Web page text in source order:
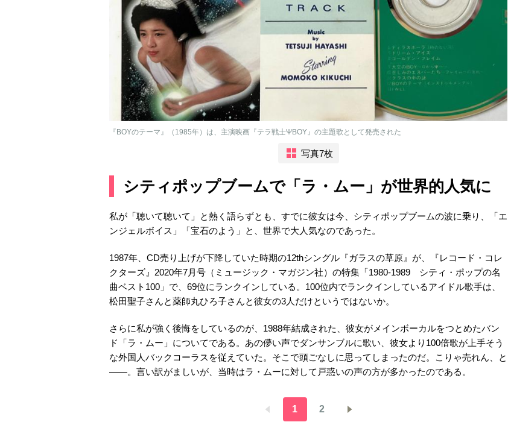
『BOYのテーマ』（1985年）は、主演映画『テラ戦士ΨBOY』の主題歌として発売された
写真7枚
シティポップブームで「ラ・ムー」が世界的人気に
私が「聴いて聴いて」と熱く語らずとも、すでに彼女は今、シティポップブームの波に乗り、「エ
ンジェルボイス」「宝石のよう」と、世界で大人気なのであった。
1987年、CD売り上げが下降していた時期の12thシングル『ガラスの草原』が、『レコード・コレ
クターズ』2020年7月号（ミュージック・マガジン社）の特集「1980-1989 シティ・ポップの名
曲ベスト100」で、69位にランクインしている。100位内でランクインしているアイドル歌手は、
松田聖子さんと薬師丸ひろ子さんと彼女の3人だけというではないか。
さらに私が強く後悔をしているのが、1988年結成された、彼女がメインボーカルをつとめたバン
ド「ラ・ムー」についてである。あの儚い声でダンサンブルに歌い、彼女より100倍歌が上手そう
な外国人バックコーラスを従えていた。そこで頭ごなしに思ってしまったのだ。こりゃ売れん、と
——。言い訳がましいが、当時はラ・ムーに対して戸惑いの声の方が多かったのである。
1 2